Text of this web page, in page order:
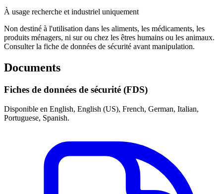
À usage recherche et industriel uniquement
Non destiné à l'utilisation dans les aliments, les médicaments, les
produits ménagers, ni sur ou chez les êtres humains ou les animaux.
Consulter la fiche de données de sécurité avant manipulation.
Documents
Fiches de données de sécurité (FDS)
Disponible en English, English (US), French, German, Italian,
Portuguese, Spanish.